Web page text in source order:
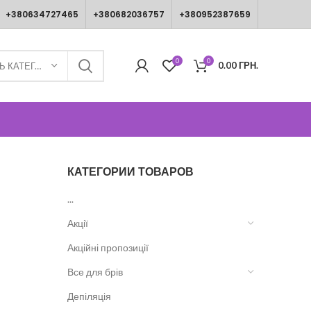
+380634727465 +380682036757 +380952387659
ВИБЕРІТЬ КАТЕГОРІЮ 0 0 0.00ГРН.
КАТЕГОРИИ ТОВАРОВ
...
Акції
Акційні пропозиції
Все для брів
Депіляція